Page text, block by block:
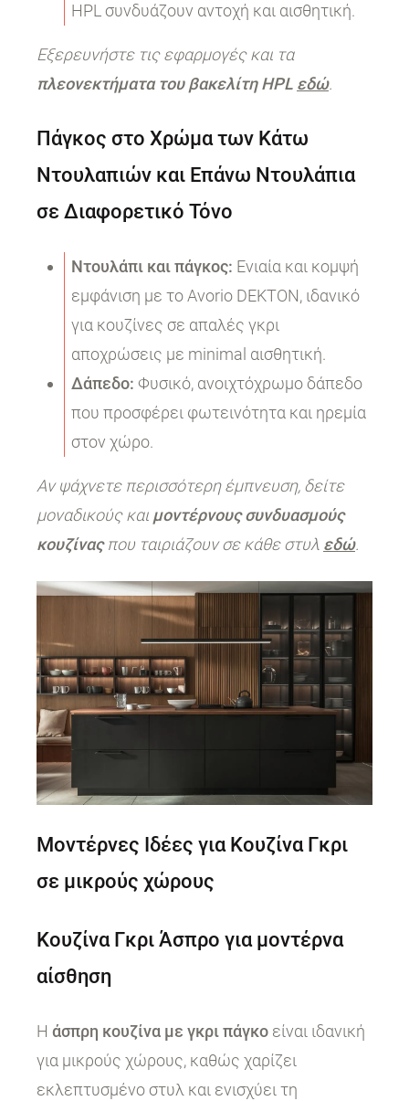
HPL συνδυάζουν αντοχή και αισθητική.
Εξερευνήστε τις εφαρμογές και τα
πλεονεκτήματα του βακελίτη HPL εδώ.
Πάγκος στο Χρώμα των Κάτω
Ντουλαπιών και Επάνω Ντουλάπια
σε Διαφορετικό Τόνο
Ντουλάπι και πάγκος: Ενιαία και κομψή
εμφάνιση με το Avorio DEKTON, ιδανικό
για κουζίνες σε απαλές γκρι
αποχρώσεις με minimal αισθητική.
Δάπεδο: Φυσικό, ανοιχτόχρωμο δάπεδο
που προσφέρει φωτεινότητα και ηρεμία
στον χώρο.
Αν ψάχνετε περισσότερη έμπνευση, δείτε
μοναδικούς και μοντέρνους συνδυασμούς
κουζίναςπου ταιριάζουν σε κάθε στυλ εδώ.
Μοντέρνες Ιδέες για Κουζίνα Γκρι
σε μικρούς χώρους
Κουζίνα Γκρι Άσπρο για μοντέρνα
αίσθηση
Η άσπρη κουζίνα με γκρι πάγκο είναι ιδανική
για μικρούς χώρους, καθώς χαρίζει
εκλεπτυσμένο στυλ και ενισχύει τη